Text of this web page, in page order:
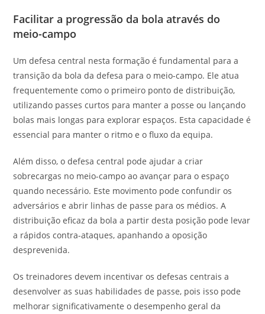
Facilitar a progressão da bola através do
meio-campo
Um defesa central nesta formação é fundamental para a
transição da bola da defesa para o meio-campo. Ele atua
frequentemente como o primeiro ponto de distribuição,
utilizando passes curtos para manter a posse ou lançando
bolas mais longas para explorar espaços. Esta capacidade é
essencial para manter o ritmo e o fluxo da equipa.
Além disso, o defesa central pode ajudar a criar
sobrecargas no meio-campo ao avançar para o espaço
quando necessário. Este movimento pode confundir os
adversários e abrir linhas de passe para os médios. A
distribuição eficaz da bola a partir desta posição pode levar
a rápidos contra-ataques, apanhando a oposição
desprevenida.
Os treinadores devem incentivar os defesas centrais a
desenvolver as suas habilidades de passe, pois isso pode
melhorar significativamente o desempenho geral da